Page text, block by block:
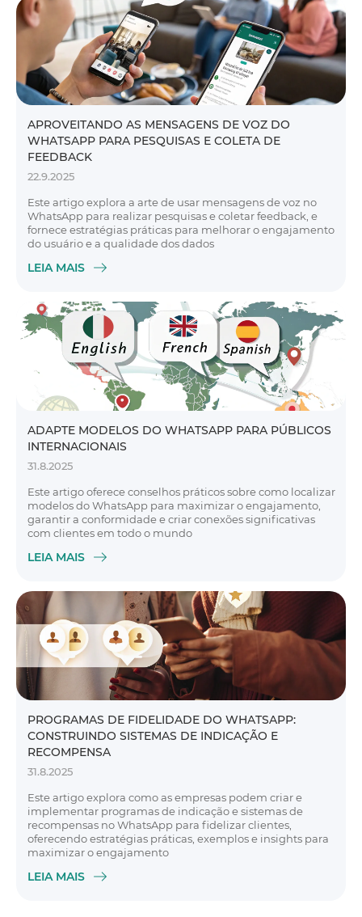
APROVEITANDO AS MENSAGENS DE VOZ DO
WHATSAPP PARA PESQUISAS E COLETA DE
FEEDBACK
22.9.2025
Este artigo explora a arte de usar mensagens de voz no
WhatsApp para realizar pesquisas e coletar feedback, e
fornece estratégias práticas para melhorar o engajamento
do usuário e a qualidade dos dados
LEIA MAIS
ADAPTE MODELOS DO WHATSAPP PARA PÚBLICOS
INTERNACIONAIS
31.8.2025
Este artigo oferece conselhos práticos sobre como localizar
modelos do WhatsApp para maximizar o engajamento,
garantir a conformidade e criar conexões significativas
com clientes em todo o mundo
LEIA MAIS
PROGRAMAS DE FIDELIDADE DO WHATSAPP:
CONSTRUINDO SISTEMAS DE INDICAÇÃO E
RECOMPENSA
31.8.2025
Este artigo explora como as empresas podem criar e
implementar programas de indicação e sistemas de
recompensas no WhatsApp para fidelizar clientes,
oferecendo estratégias práticas, exemplos e insights para
maximizar o engajamento
LEIA MAIS